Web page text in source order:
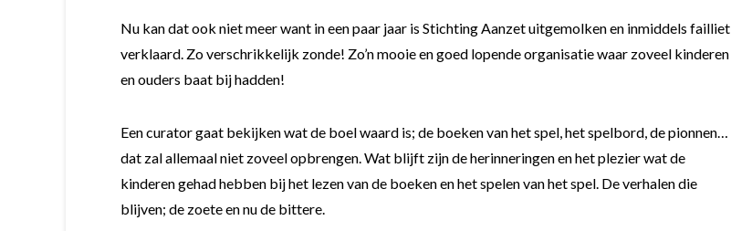
Nu kan dat ook niet meer want in een paar jaar is Stichting Aanzet uitgemolken en inmiddels failliet
verklaard. Zo verschrikkelijk zonde! Zo’n mooie en goed lopende organisatie waar zoveel kinderen
en ouders baat bij hadden!
Een curator gaat bekijken wat de boel waard is; de boeken van het spel, het spelbord, de pionnen…
dat zal allemaal niet zoveel opbrengen. Wat blijft zijn de herinneringen en het plezier wat de
kinderen gehad hebben bij het lezen van de boeken en het spelen van het spel. De verhalen die
blijven; de zoete en nu de bittere.